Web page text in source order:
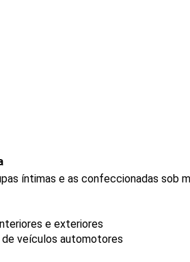
íntimas e as confeccionadas sob
e exteriores
veículos automotores